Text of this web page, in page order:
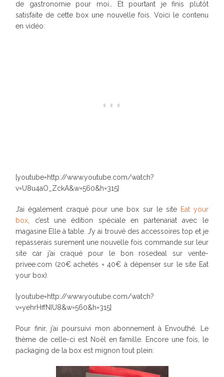
de gastronomie pour moi… Et pourtant je finis plutôt
satisfaite de cette box une nouvelle fois. Voici le contenu
en vidéo:
[youtube=http://www.youtube.com/watch?
v=U8u4aO_ZckA&w=560&h=315]
J’ai également craqué pour une box sur le site Eat your
box , c’est une édition spéciale en partenariat avec le
magasine Elle à table. J’y ai trouvé des accessoires top et je
repasserais surement une nouvelle fois commande sur leur
site car j’ai craqué pour le bon rosedeal sur vente-
privee.com (20€ achetés = 40€ à dépenser sur le site Eat
your box).
[youtube=http://www.youtube.com/watch?
v=yehrHffNIU8&w=560&h=315]
Pour finir, j’ai poursuivi mon abonnement à Envouthé. Le
thème de celle-ci est Noël en famille. Encore une fois, le
packaging de la box est mignon tout plein: